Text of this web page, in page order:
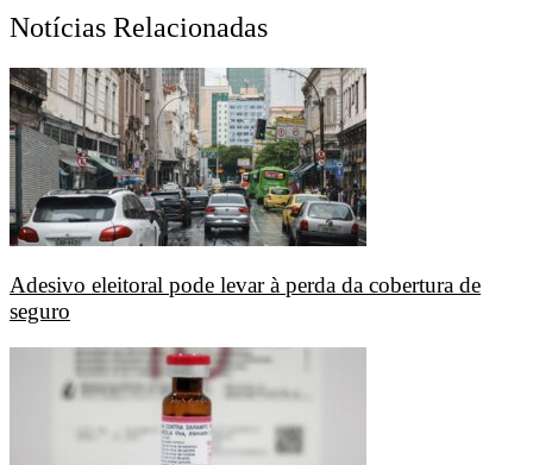
Notícias Relacionadas
Adesivo eleitoral pode levar à perda da cobertura de
seguro